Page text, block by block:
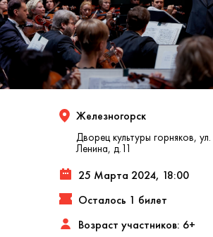
Железногорск
Дворец культуры горняков, ул.
Ленина, д.11
25 Марта 2024, 18:00
Осталось 1 билет
Возраст участников: 6+